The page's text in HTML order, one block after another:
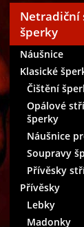
Netradiční
šperky
Náušnice
Klasické
Čištění
Opálové
šperky
Náušnice
Soupravy
Přívěsky
Přívěsky
Lebky
Madonky